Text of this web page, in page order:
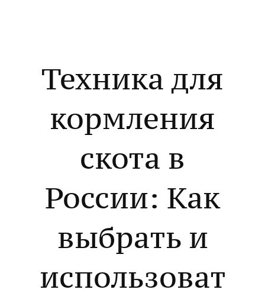
Техника для
кормления
скота в
России: Как
выбрать и
использоват